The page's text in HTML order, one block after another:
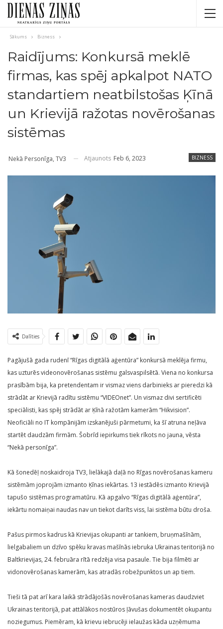
Sākums Bizness
Raidījums: Konkursā meklē
firmas, kas spēj apkalpot NATO
standartiem neatbilstošas Ķīnā
un Krievijā ražotas novērošanas
sistēmas
BIZNESS
Nekā Personīga, TV3 Atjaunots Feb 6, 2023
Dalīties
Pagājušā gada rudenī “Rīgas digitālā aģentūra” konkursā meklēja firmu,
kas uzturēs videonovērošanas sistēmu galsvaspilsētā. Viena no konkursa
prasībām bija, ka pretendentam ir vismaz viens darbinieks ar pieredzi kā
strādāt ar Krievijā radītu sistēmu “VIDEOnet”. Un vismaz divi sertificēti
speciālisti, kas spēj strādāt ar Ķīnā ražotām kamerām “Hikvision”.
Neoficiāli no IT kompānijām izskanējuši pārmetumi, ka šī atruna neļāva
startēt daudzām firmām. Šobrīd iepirkums tiek rīkots no jauna, vēsta
“Nekā personīga”.
Kā šonedēļ noskaidroja TV3, lielākajā daļā no Rīgas novērošanas kameru
sistēmām joprojām izmanto Ķīnas iekārtas. 13 iestādēs izmanto Krievijā
tapušo sistēmas programatūru. Kā apgalvo “Rīgas digitālā aģentūra”,
iekārtu nomaiņai naudas nav un tiekot darīts viss, lai sistēma būtu droša.
Pašus pirmos kadrus kā Krievijas okupanti ar tankiem, bruņmašīnām,
lielgabaliem un dzīvo spēku kravas mašīnās iebruka Ukrainas teritorijā no
Baltkrievijas, 24. februāra rītā redzēja visa pasaule. Tie bija filmēti ar
vidonovērošanas kamerām, kas atradās robežpunktos un ap tiem.
Tieši tā pat arī kara laikā strādājošās novērošanas kameras daudzviet
Ukrainas teritorijā, pat attālākos nostūros ļāvušas dokumentēt okupantu
noziegumus. Piemēram, kā krievu iebrucēji ielaužas kāda uzņēmuma